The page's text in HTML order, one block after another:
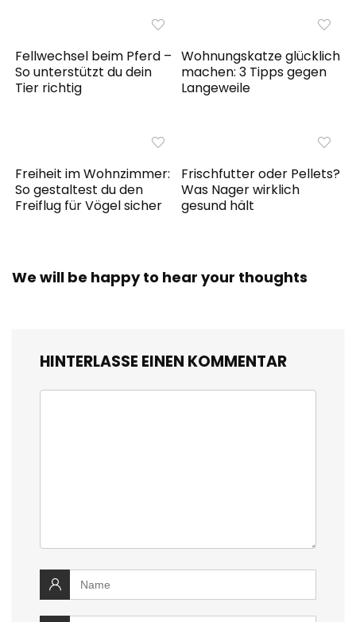
Fellwechsel beim Pferd –
So unterstützt du dein
Tier richtig
Wohnungskatze glücklich
machen: 3 Tipps gegen
Langeweile
Freiheit im Wohnzimmer:
So gestaltest du den
Freiflug für Vögel sicher
Frischfutter oder Pellets?
Was Nager wirklich
gesund hält
We will be happy to hear your thoughts
HINTERLASSE EINEN KOMMENTAR